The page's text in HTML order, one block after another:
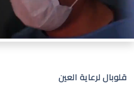
قلوبال لرعاية العين